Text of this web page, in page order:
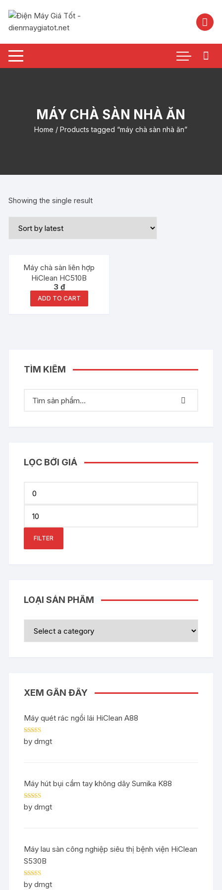
nội
MÁY CHÀ SÀN NHÀ ĂN
Home / Products tagged “máy chà sàn nhà ăn”
Showing the single result
Máy chà sàn liên hợp
HiClean HC510B
3 ₫
ADD TO CART
TÌM KIẾM
LỌC BỞI GIÁ
FILTER
LOẠI SẢN PHẨM
XEM GẦN ĐÂY
Máy quét rác ngồi lái HiClean A88
Rated5out
of 5
by dmgt
Máy hút bụi cầm tay không dây Sumika K88
Rated5out
of 5
by dmgt
Máy lau sàn công nghiệp siêu thị bệnh viện HiClean
S530B
Rated5out
by dmgt